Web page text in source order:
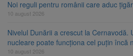
Noi reguli pentru românii care aduc
10 august 2026
Nivelul Dunării a crescut la Cernavodă.
nucleare poate funcționa cel puțin încă
10 august 2026